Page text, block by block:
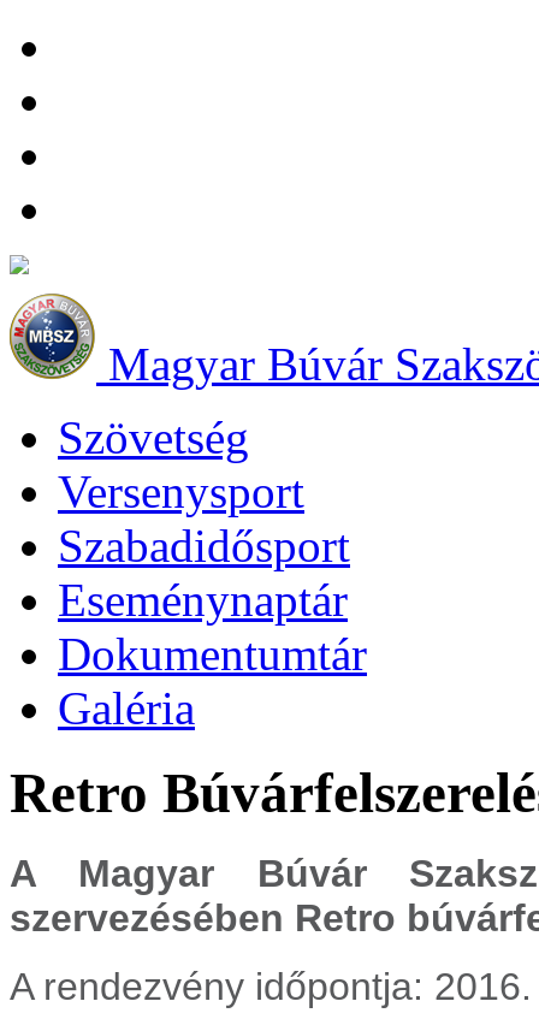
Magyar Búvár
Szövetség
Versenysport
Szabadidősport
Eseménynaptár
Dokumentumtár
Galéria
Retro
A Magyar Búvár
szervezésében Retro
A rendezvény időpontja: